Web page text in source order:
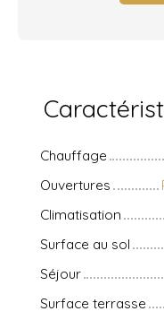
Chauffage
Ouvertures
Climatisation
Surface au sol
Séjour
Surface terrasse